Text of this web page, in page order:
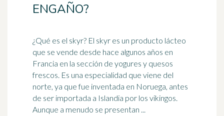
ENGAÑO?
¿Qué es el skyr? El skyr es un producto lácteo
que se vende desde hace algunos años en
Francia en la sección de yogures y quesos
frescos. Es una especialidad que viene del
norte, ya que fue inventada en Noruega, antes
de ser importada a Islandia por los vikingos.
Aunque a menudo se presentan ...